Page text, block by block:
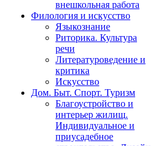
внешкольная работа
Филология и искусство
Языкознание
Риторика. Культура
речи
Литературоведение и
критика
Искусство
Дом. Быт. Спорт. Туризм
Благоустройство и
интерьер жилищ.
Индивидуальное и
приусадебное